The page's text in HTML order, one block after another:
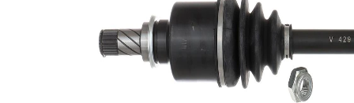
44
ABS-ring-
diameter
85,2 mm
Längd 2
64 mm
84 mm